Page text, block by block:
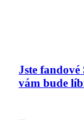
Jste
vám bude